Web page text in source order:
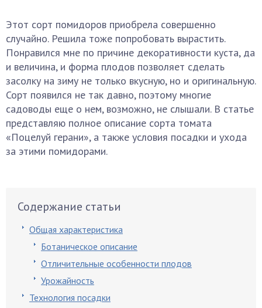
Этот сорт помидоров приобрела совершенно
случайно. Решила тоже попробовать вырастить.
Понравился мне по причине декоративности куста, да
и величина, и форма плодов позволяет сделать
засолку на зиму не только вкусную, но и оригинальную.
Сорт появился не так давно, поэтому многие
садоводы еще о нем, возможно, не слышали. В статье
представляю полное описание сорта томата
«Поцелуй герани», а также условия посадки и ухода
за этими помидорами.
Содержание статьи
Общая характеристика
Ботаническое описание
Отличительные особенности плодов
Урожайность
Технология посадки